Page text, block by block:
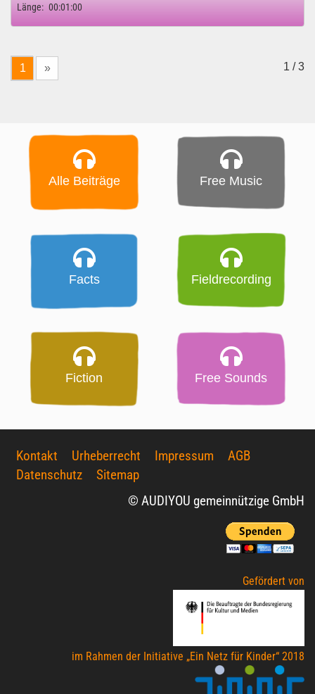
Länge: 00:01:00
1 » 1 / 3
Alle Beiträge Free Music
Facts Fieldrecording
Fiction Free Sounds
Kontakt Urheberrecht Impressum
AGB
Datenschutz
Sitemap
© AUDIYOU gemeinnützige GmbH
Gefördert von
im Rahmen der Initiative „Ein Netz für Kinder“ 2018